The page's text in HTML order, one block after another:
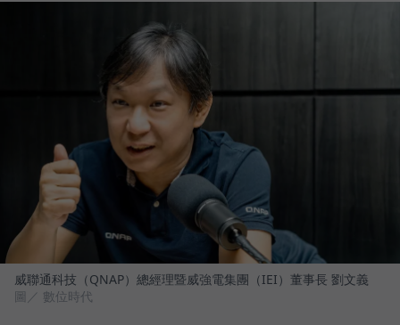
威聯通科技（QNAP）總經理暨威強電集團（IEI）董事長 劉文義
圖／ 數位時代